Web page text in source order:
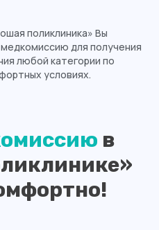
поликлиника» Вы
для получения
любой категории по
условиях.
в